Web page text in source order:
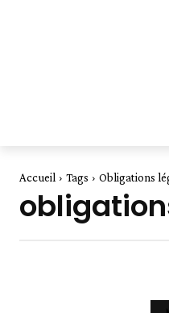
Accueil Tags Obligations